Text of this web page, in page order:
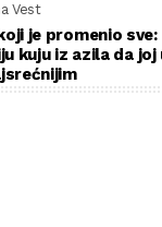
Vest
je promenio sve:
kuju iz azila da